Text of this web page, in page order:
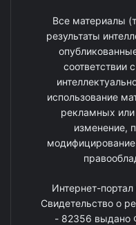
Все материалы
результаты
соответствии
использование
рекламных
изменение,
модифицирование
Интернет-
Свидетельство о
- 82356 выдано